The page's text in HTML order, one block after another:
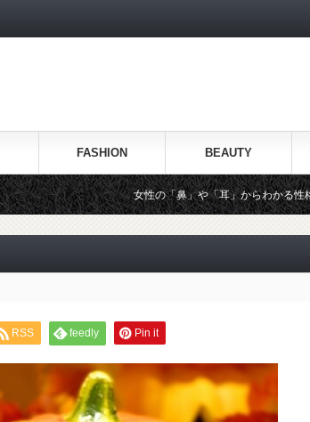
FASHION BEAUTY
女性の「鼻」や「耳」からわかる性格とタイプは必見
RSS feedly Pin it